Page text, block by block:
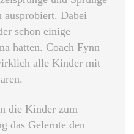
Dabei
schon einige
hatten. Coach Fynn
alle Kinder mit
die Kinder zum
das Gelernte den